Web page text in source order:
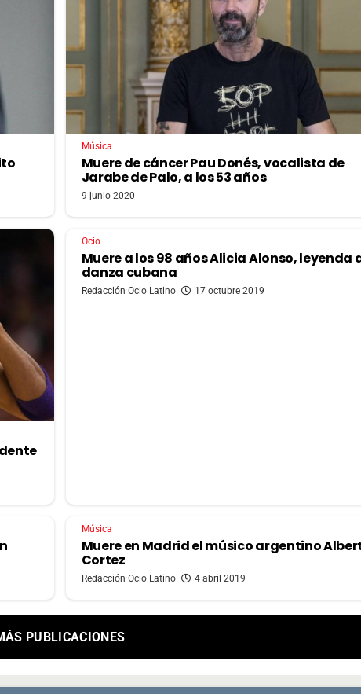
Música
Muere de cáncer Pau Donés, vocalista de
Jarabe de Palo, a los 53 años
9 junio 2020
Ocio
Muere a los 98 años Alicia Alonso, leyenda
danza cubana
Redacción Ocio Latino 17 octubre 2019
Música
Muere en Madrid el músico argentino
Cortez
Redacción Ocio Latino 4 abril 2019
PUBLICACIONES